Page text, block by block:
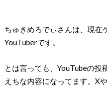
ちゅきめろでぃさんは、現在
YouTuberです。
とは言っても、YouTubeの投
えちな内容になってます。X